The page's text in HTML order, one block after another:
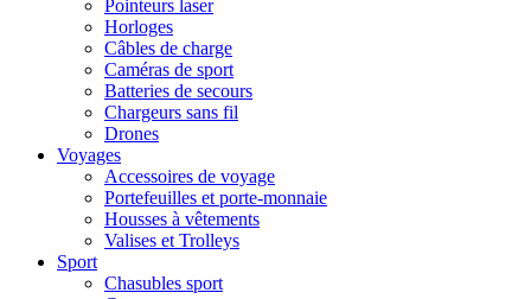
Pointeurs laser
Horloges
Câbles de charge
Caméras de sport
Batteries de secours
Chargeurs sans fil
Drones
Voyages
Accessoires de voyage
Portefeuilles et porte-monnaie
Housses à vêtements
Valises et Trolleys
Sport
Chasubles sport